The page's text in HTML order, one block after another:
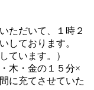
ただいて、１時２
しております。
ています。）
木・金の１５分×
に充てさせていた